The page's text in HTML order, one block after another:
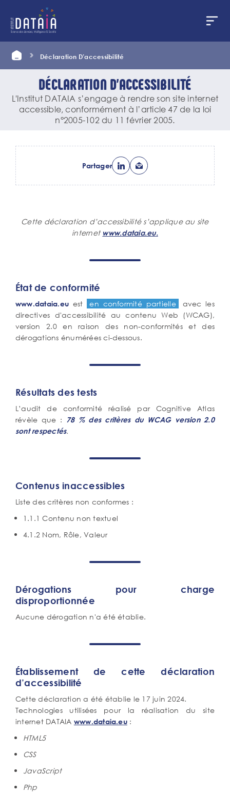
contenu
Déclaration D’accessibilité
DÉCLARATION D’ACCESSIBILITÉ
L'Institut DATAIA s’engage à rendre son site internet
accessible, conformément à l’article 47 de la loi
n°2005-102 du 11 février 2005.
Partager
Corps
Cette déclaration d’accessibilité s’applique au site
internet www.dataia.eu.
État de conformité
www.dataia.eu est en conformité partielle
avec les
directives d'accessibilité au contenu Web (WCAG),
version 2.0 en raison des non-conformités et des
dérogations énumérées ci-dessous.
Résultats des tests
L’audit de conformité réalisé par Cognitive Atlas
révèle que :
78 % des critères du WCAG version 2.0
sont respectés.
Contenus inaccessibles
Liste des critères non conformes :
1.1.1 Contenu non textuel
4.1.2 Nom, Rôle, Valeur
Dérogations pour charge
disproportionnée
Aucune dérogation n'a été établie.
Établissement de cette déclaration
d’accessibilité
Cette déclaration a été établie le 17 juin 2024.
Technologies utilisées pour la réalisation du site
internet DATAIA www.dataia.eu:
HTML5
CSS
JavaScript
Php
Panneau de gestion des cookies